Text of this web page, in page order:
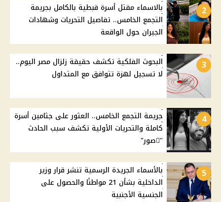
2
بالاسماء مقتل أسرة قبطية بالكامل بجريمة
التجمع الخامس.. تفاصيل التحريات وشهادات
الجيران حول الواقعة
3
البحوث الفلكية تكشف حقيقة زلزال مصر اليوم..
لا تسجيل لهزة تتوافق مع المتداول
4
جريمة التجمع الخامس.. العثور على جثامين أسرة
كاملة والتحريات الأولية تكشف سبب الحادث
"ًصور"
5
بالأسماء الجريدة الرسمية تنشر قرار وزير
الداخلية بشأن 21 مواطنًا والحصول على
الجنسية الأجنبية